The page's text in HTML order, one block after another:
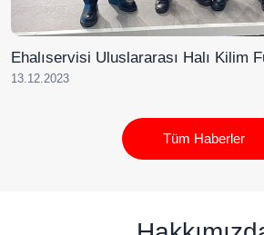
Ehalıservisi Uluslararası Halı Kilim
13.12.2023
Tüm Haberler